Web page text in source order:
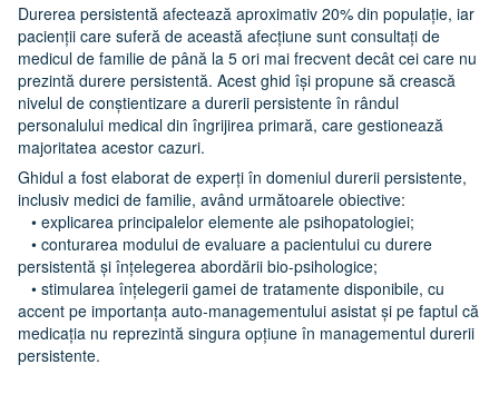
Durerea persistentă afectează aproximativ 20% din populație, iar
pacienții care suferă de această afecțiune sunt consultați de
medicul de familie de până la 5 ori mai frecvent decât cei care nu
prezintă durere persistentă. Acest ghid își propune să crească
nivelul de conștientizare a durerii persistente în rândul
personalului medical din îngrijirea primară, care gestionează
majoritatea acestor cazuri.
Ghidul a fost elaborat de experți în domeniul durerii persistente,
inclusiv medici de familie, având următoarele obiective:
• explicarea principalelor elemente ale psihopatologiei;
• conturarea modului de evaluare a pacientului cu durere
persistentă și înțelegerea abordării bio-psihologice;
• stimularea înțelegerii gamei de tratamente disponibile, cu
accent pe importanța auto-managementului asistat și pe faptul că
medicația nu reprezintă singura opțiune în managementul durerii
persistente.